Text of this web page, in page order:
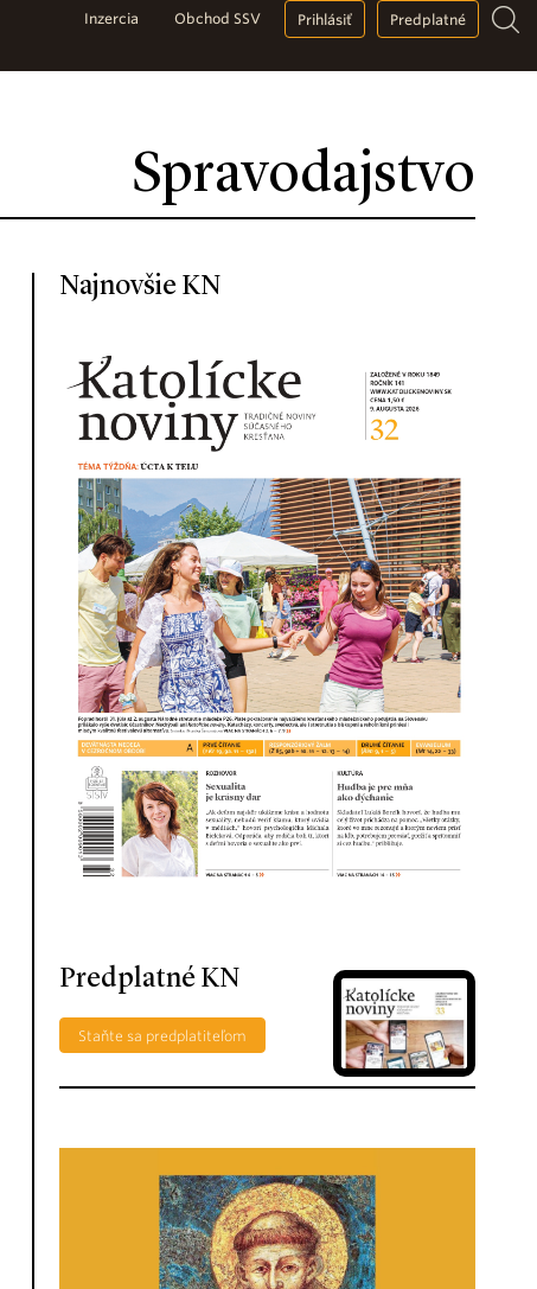
Spravodajstvo
Inzercia Obchod SSV Prihlásiť Predplatné
Najnovšie KN
Predplatné KN
Staňte sa predplatiteľom